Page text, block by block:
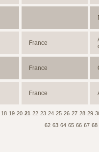
France
France
France
18 19 20 21 22 23 24 25 26 27 28 29
62 63 64 65 66 67 68